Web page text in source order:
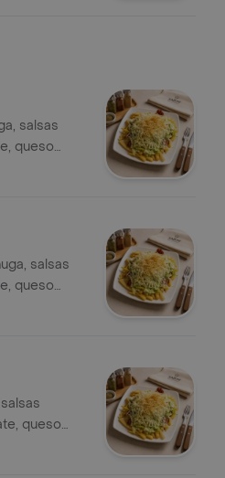
salsas
queso
salsas
queso
queso